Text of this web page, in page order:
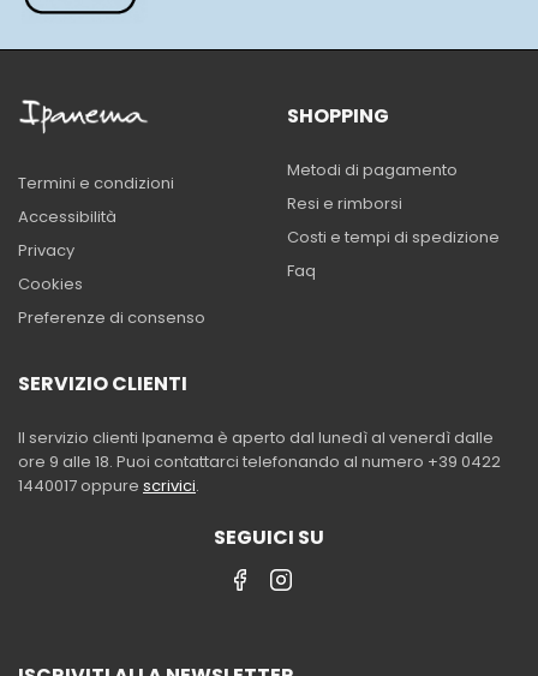
Termini e condizioni
Accessibilità
Privacy
Cookies
Preferenze di consenso
SHOPPING
Metodi di pagamento
Resi e rimborsi
Costi e tempi di spedizione
Faq
SERVIZIO CLIENTI
Il servizio clienti Ipanema è aperto dal lunedì al venerdì dalle
ore 9 alle 18. Puoi contattarci telefonando al numero +39 0422
1440017 oppure scrivici.
SEGUICI SU